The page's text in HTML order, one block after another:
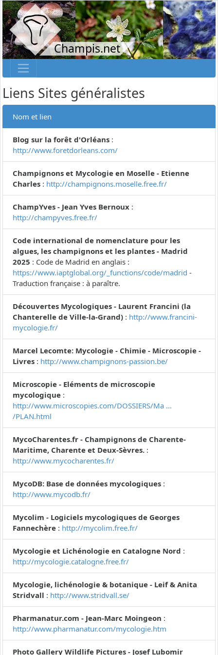
Champis.net
Liens Sites généralistes
Nom et lien
Blog sur la forêt d'Orléans :
http://www.foretdorleans.com/
Champignons et Mycologie en Moselle - Etienne
Charles : http://champignons.moselle.free.fr/
ChampYves - Jean Yves Bernoux :
http://champyves.free.fr/
Code international de nomenclature pour les
algues, les champignons et les plantes - Madrid
2025 : Code de Madrid en anglais :
https://www.iaptglobal.org/_functions/code/madrid -
Traduction française : à paraître.
Découvertes Mycologiques - Laurent Francini (la
Chanterelle de Ville-la-Grand) : http://www.francini-
mycologie.fr/
Marcel Lecomte: Mycologie - Chimie - Microscopie -
Livres : http://www.champignons-passion.be/
Microscopie - Eléments de microscopie
mycologique :
http://www.microscopies.com/DOSSIERS/Ma ...
/PLAN.html
MycoCharentes.fr - Champignons de Charente-
Maritime, Charente et Deux-Sèvres. :
http://www.mycocharentes.fr/
MycoDB: Base de données mycologiques :
http://www.mycodb.fr/
Mycolim - Logiciels mycologiques de Georges
Fannechère : http://mycolim.free.fr/
Mycologie et Lichénologie en Catalogne Nord :
http://mycologie.catalogne.free.fr/
Mycologie, lichénologie & botanique - Leif & Anita
Stridvall : http://www.stridvall.se/
Pharmanatur.com - Jean-Marc Moingeon :
http://www.pharmanatur.com/mycologie.htm
Photo Gallery Wildlife Pictures - Josef Lubomir